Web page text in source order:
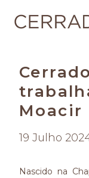
Moacir
19 Julho
Nascido na